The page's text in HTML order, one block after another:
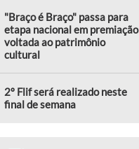
"Braço é Braço" passa para
etapa nacional em premiação
voltada ao patrimônio
cultural
2º Flif será realizado neste
final de semana